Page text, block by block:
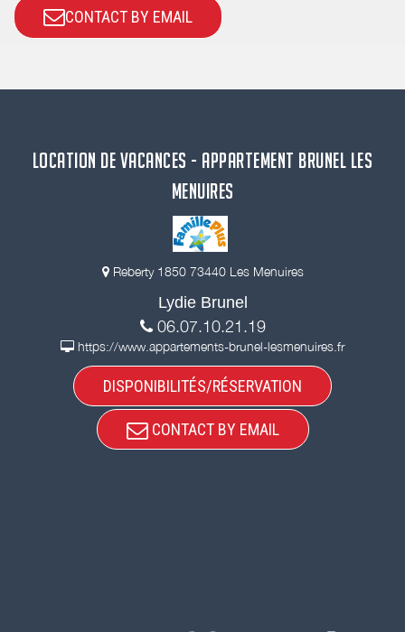
CONTACT BY EMAIL
LOCATION DE VACANCES - APPARTEMENT BRUNEL LES
MENUIRES
Reberty 1850 73440 Les Menuires
Lydie Brunel
06.07.10.21.19
https://www.appartements-brunel-lesmenuires.fr
DISPONIBILITÉS/RÉSERVATION
CONTACT BY EMAIL